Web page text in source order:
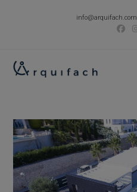
info@arquifach.com